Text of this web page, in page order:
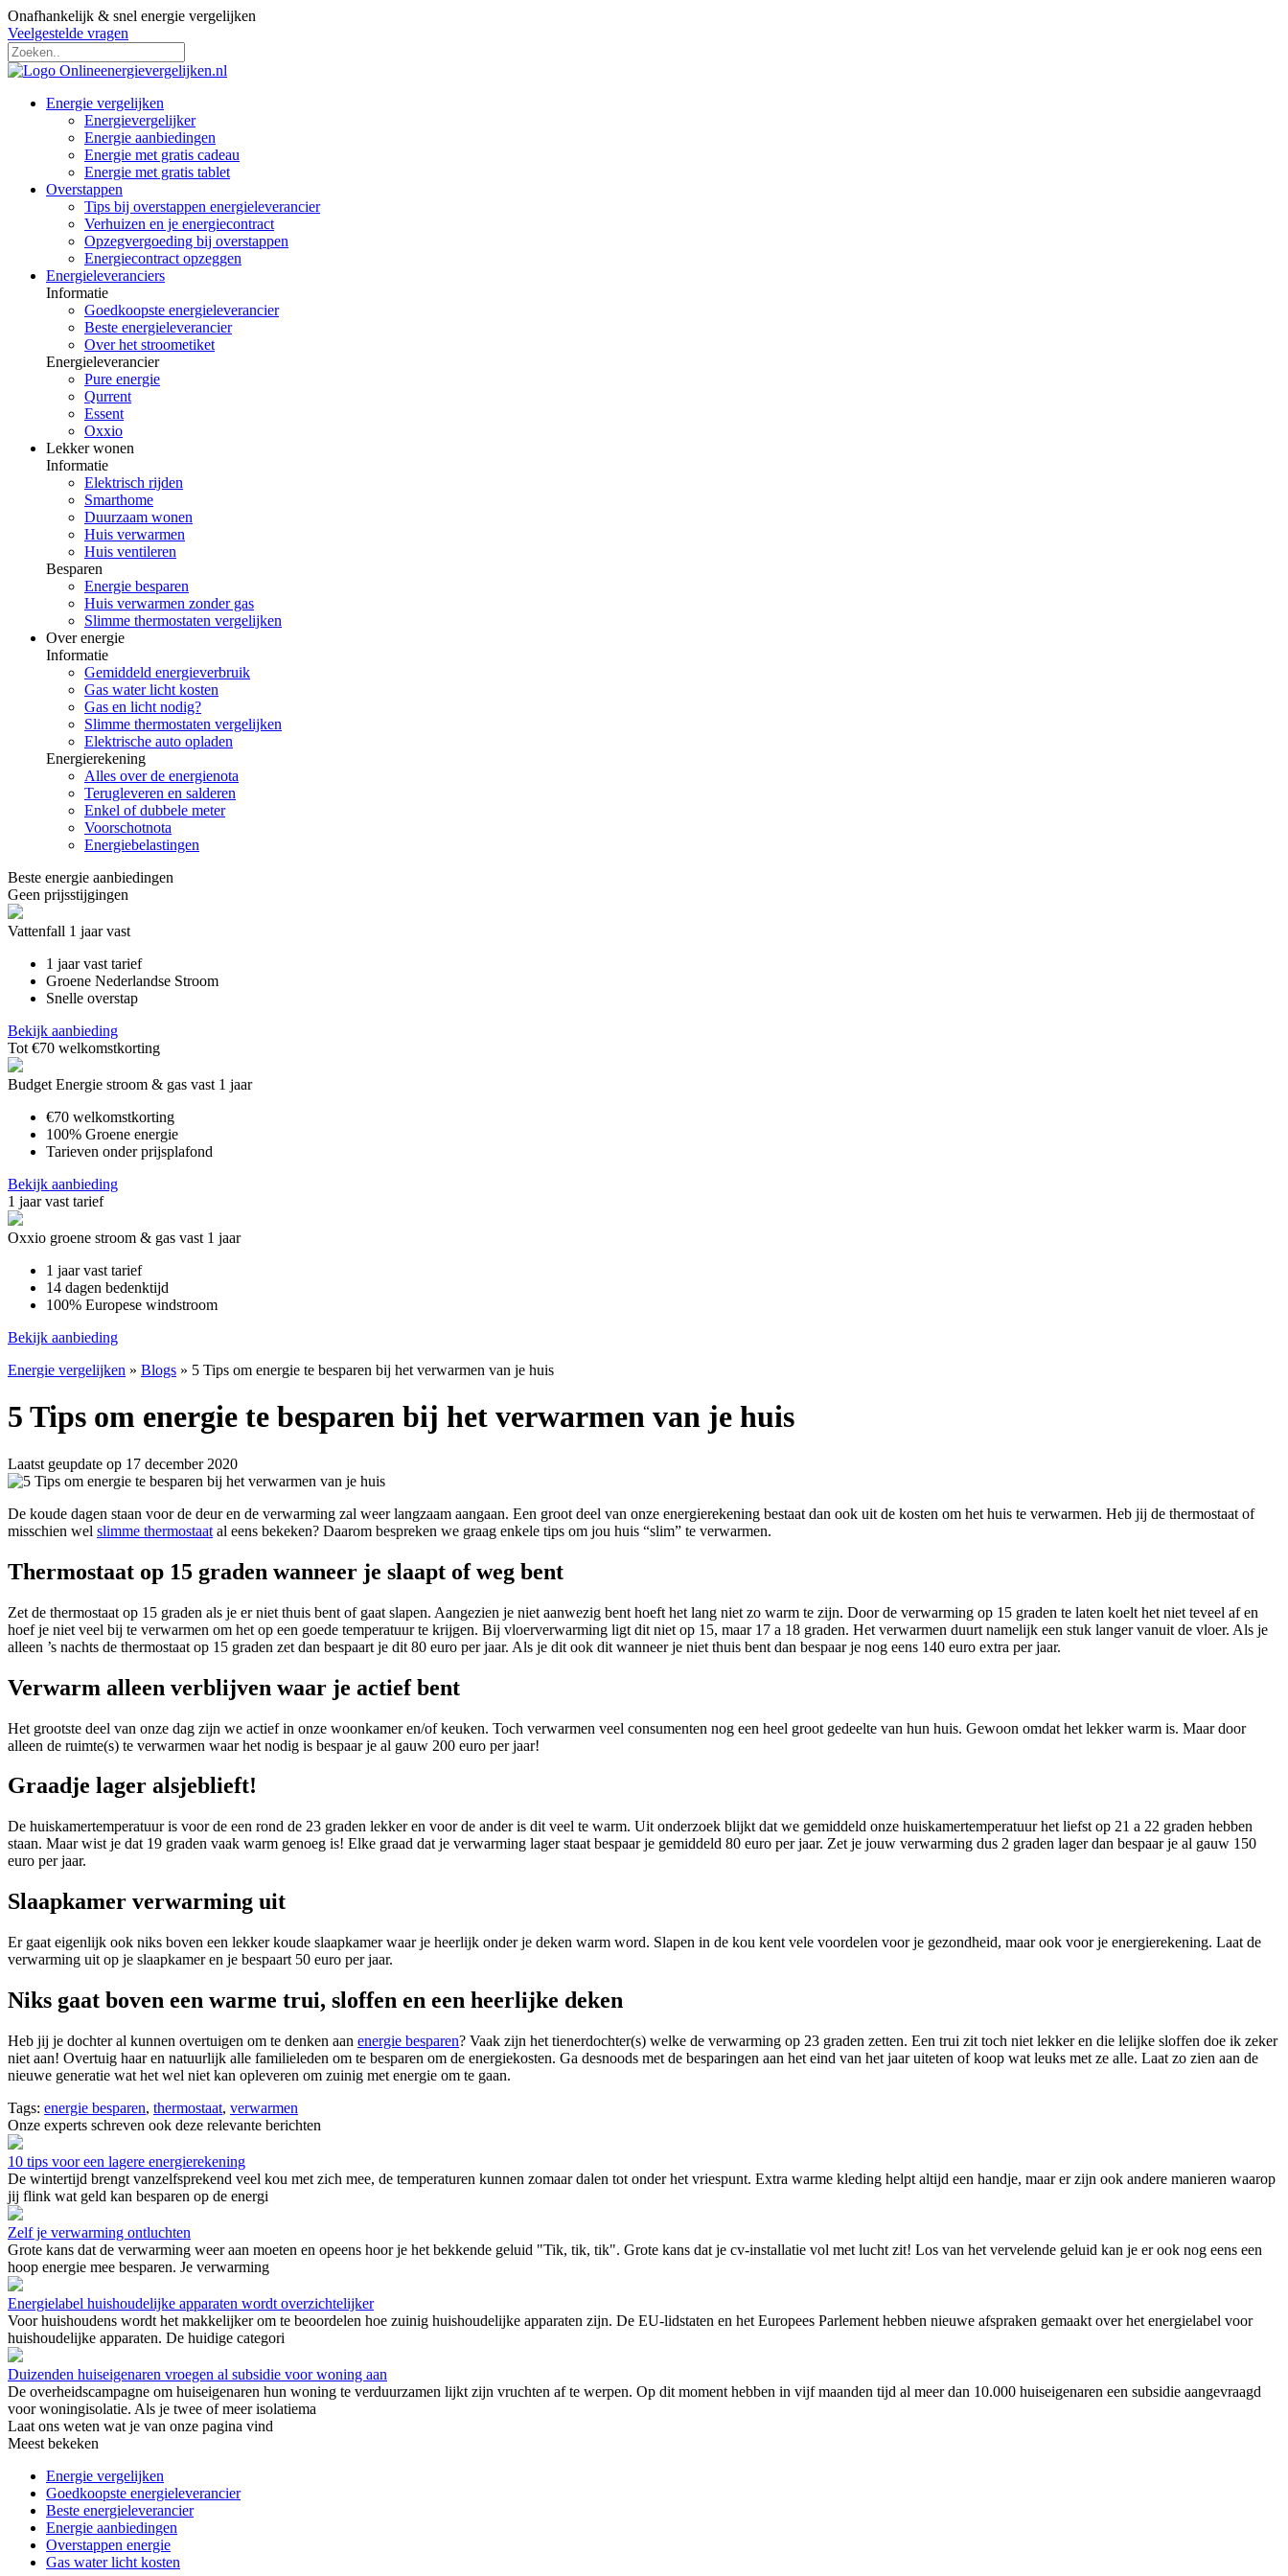
Onafhankelijk & snel energie vergelijken
Veelgestelde vragen
Energie vergelijken
Energievergelijker
Energie aanbiedingen
Energie met gratis cadeau
Energie met gratis tablet
Overstappen
Tips bij overstappen energieleverancier
Verhuizen en je energiecontract
Opzegvergoeding bij overstappen
Energiecontract opzeggen
Energieleveranciers
Informatie
Goedkoopste energieleverancier
Beste energieleverancier
Over het stroometiket
Energieleverancier
Pure energie
Qurrent
Essent
Oxxio
Lekker wonen
Informatie
Elektrisch rijden
Smarthome
Duurzaam wonen
Huis verwarmen
Huis ventileren
Besparen
Energie besparen
Huis verwarmen zonder gas
Slimme thermostaten vergelijken
Over energie
Informatie
Gemiddeld energieverbruik
Gas water licht kosten
Gas en licht nodig?
Slimme thermostaten vergelijken
Elektrische auto opladen
Energierekening
Alles over de energienota
Terugleveren en salderen
Enkel of dubbele meter
Voorschotnota
Energiebelastingen
Beste energie aanbiedingen
Geen prijsstijgingen
Vattenfall 1 jaar vast
1 jaar vast tarief
Groene Nederlandse Stroom
Snelle overstap
Bekijk aanbieding
Tot €70 welkomstkorting
Budget Energie stroom & gas vast 1 jaar
€70 welkomstkorting
100% Groene energie
Tarieven onder prijsplafond
Bekijk aanbieding
1 jaar vast tarief
Oxxio groene stroom & gas vast 1 jaar
1 jaar vast tarief
14 dagen bedenktijd
100% Europese windstroom
Bekijk aanbieding
Energie vergelijken » Blogs » 5 Tips om energie te besparen bij het verwarmen van je huis
5 Tips om energie te besparen bij het verwarmen van je huis
Laatst geupdate op 17 december 2020
De koude dagen staan voor de deur en de verwarming zal weer langzaam aangaan. Een groot deel van onze energierekening bestaat dan ook uit de kosten om het huis te verwarmen. Heb jij de thermostaat of
misschien wel slimme thermostaat al eens bekeken? Daarom bespreken we graag enkele tips om jou huis “slim” te verwarmen.
Thermostaat op 15 graden wanneer je slaapt of weg bent
Zet de thermostaat op 15 graden als je er niet thuis bent of gaat slapen. Aangezien je niet aanwezig bent hoeft het lang niet zo warm te zijn. Door de verwarming op 15 graden te laten koelt het niet teveel af en
hoef je niet veel bij te verwarmen om het op een goede temperatuur te krijgen. Bij vloerverwarming ligt dit niet op 15, maar 17 a 18 graden. Het verwarmen duurt namelijk een stuk langer vanuit de vloer. Als je
alleen ’s nachts de thermostaat op 15 graden zet dan bespaart je dit 80 euro per jaar. Als je dit ook dit wanneer je niet thuis bent dan bespaar je nog eens 140 euro extra per jaar.
Verwarm alleen verblijven waar je actief bent
Het grootste deel van onze dag zijn we actief in onze woonkamer en/of keuken. Toch verwarmen veel consumenten nog een heel groot gedeelte van hun huis. Gewoon omdat het lekker warm is. Maar door
alleen de ruimte(s) te verwarmen waar het nodig is bespaar je al gauw 200 euro per jaar!
Graadje lager alsjeblieft!
De huiskamertemperatuur is voor de een rond de 23 graden lekker en voor de ander is dit veel te warm. Uit onderzoek blijkt dat we gemiddeld onze huiskamertemperatuur het liefst op 21 a 22 graden hebben
staan. Maar wist je dat 19 graden vaak warm genoeg is! Elke graad dat je verwarming lager staat bespaar je gemiddeld 80 euro per jaar. Zet je jouw verwarming dus 2 graden lager dan bespaar je al gauw 150
euro per jaar.
Slaapkamer verwarming uit
Er gaat eigenlijk ook niks boven een lekker koude slaapkamer waar je heerlijk onder je deken warm word. Slapen in de kou kent vele voordelen voor je gezondheid, maar ook voor je energierekening. Laat de
verwarming uit op je slaapkamer en je bespaart 50 euro per jaar.
Niks gaat boven een warme trui, sloffen en een heerlijke deken
Heb jij je dochter al kunnen overtuigen om te denken aan energie besparen? Vaak zijn het tienerdochter(s) welke de verwarming op 23 graden zetten. Een trui zit toch niet lekker en die lelijke sloffen doe ik zeker
niet aan! Overtuig haar en natuurlijk alle familieleden om te besparen om de energiekosten. Ga desnoods met de besparingen aan het eind van het jaar uiteten of koop wat leuks met ze alle. Laat zo zien aan de
nieuwe generatie wat het wel niet kan opleveren om zuinig met energie om te gaan.
Tags: energie besparen, thermostaat, verwarmen
Onze experts schreven ook deze relevante berichten
10 tips voor een lagere energierekening
De wintertijd brengt vanzelfsprekend veel kou met zich mee, de temperaturen kunnen zomaar dalen tot onder het vriespunt. Extra warme kleding helpt altijd een handje, maar er zijn ook andere manieren waarop
jij flink wat geld kan besparen op de energi
Zelf je verwarming ontluchten
Grote kans dat de verwarming weer aan moeten en opeens hoor je het bekkende geluid "Tik, tik, tik". Grote kans dat je cv-installatie vol met lucht zit! Los van het vervelende geluid kan je er ook nog eens een
hoop energie mee besparen. Je verwarming
Energielabel huishoudelijke apparaten wordt overzichtelijker
Voor huishoudens wordt het makkelijker om te beoordelen hoe zuinig huishoudelijke apparaten zijn. De EU-lidstaten en het Europees Parlement hebben nieuwe afspraken gemaakt over het energielabel voor
huishoudelijke apparaten. De huidige categori
Duizenden huiseigenaren vroegen al subsidie voor woning aan
De overheidscampagne om huiseigenaren hun woning te verduurzamen lijkt zijn vruchten af te werpen. Op dit moment hebben in vijf maanden tijd al meer dan 10.000 huiseigenaren een subsidie aangevraagd
voor woningisolatie. Als je twee of meer isolatiema
Laat ons weten wat je van onze pagina vind
Meest bekeken
Energie vergelijken
Goedkoopste energieleverancier
Beste energieleverancier
Energie aanbiedingen
Overstappen energie
Gas water licht kosten